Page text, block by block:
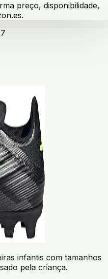
preço, disponibilidade,
infantis com tamanhos
pela criança.